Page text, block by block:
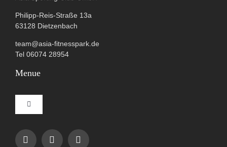
Philipp-Reis-Straße 13a
63128 Dietzenbach
team@asia-fitnesspark.de
Tel 06074 28954
Menue
Toggle
Navigation
Impressum